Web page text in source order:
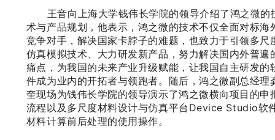
王音向上海大学钱伟长学院的领导介绍了鸿之微的
术与产品规划，他表示，鸿之微的技术不仅全面对标海
竞争对手，解决国家卡脖子的难题，也致力于引领多尺
仿真模拟技术、大力研发新产品，努力解决国内外普遍
痛点，为我国的未来产业升级赋能，让我国自主研发的
件成为业内的开拓者与领跑者。随后，鸿之微副总经理
奎现场为钱伟长学院的领导演示了鸿之微横向项目的申
流程以及多尺度材料设计与仿真平台Device Studio软
材料计算前后处理的使用操作。